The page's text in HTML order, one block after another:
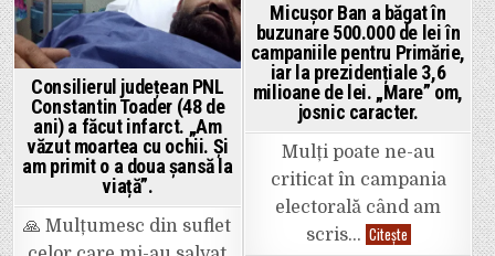
Consilierul județean PNL
Constantin Toader (48 de
ani) a făcut infarct. „Am
văzut moartea cu ochii. Și
am primit o a doua șansă la
viață”.
🙏 Mulțumesc din suflet
Micușor Ban a băgat în
buzunare 500.000 de lei în
campaniile pentru Primărie,
iar la prezidențiale 3,6
milioane de lei. „Mare” om,
josnic caracter.
Mulți poate ne-au
criticat în campania
electorală când am
scris… CiteșteMicușor
Ban